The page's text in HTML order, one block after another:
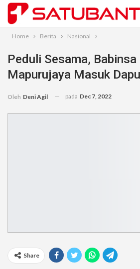
Home Berita Nasional
Peduli Sesama, Babinsa
Mapurujaya Masuk
Oleh Deni Agil pada Dec 7, 2022
Share